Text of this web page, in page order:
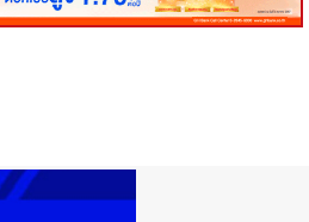
องทุนผลตอบแทนยืนหนึ่ง ตอกย้ำความเชี่ยว
งประวัติศาสตร์หน้าใหม่! บลจ.กสิกรไทย พิชิ